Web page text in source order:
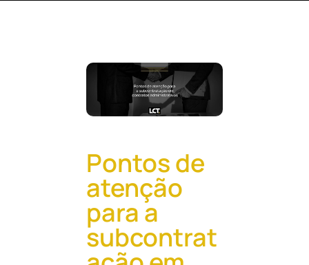
Pontos de
atenção
para a
subcontrat